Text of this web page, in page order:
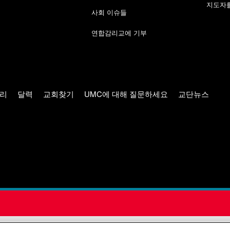
사회 이슈들
연합감리교에 기부
지도자
달력 교회찾기 UMC에 대해 질문하세요 교단뉴스